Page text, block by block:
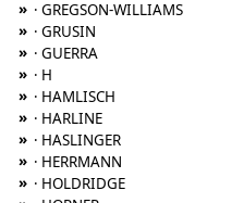
» · GREGSON-WILLIAMS
» · GRUSIN
» · GUERRA
» · H
» · HAMLISCH
» · HARLINE
» · HASLINGER
» · HERRMANN
» · HOLDRIDGE